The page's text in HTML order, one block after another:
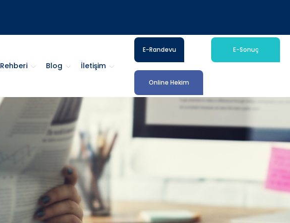
Blog İletişim
E-Randevu E-Sonuç
Online Hekim